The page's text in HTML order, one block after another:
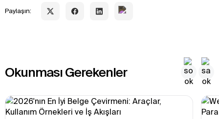
Paylaşın:
Okunması Gerekenler